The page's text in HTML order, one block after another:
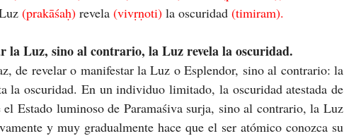
(prakāśaḥ) revela (vivṛṇoti) la oscuridad (timiram).
la Luz, sino al contrario, la Luz revela la oscuridad.
de revelar o manifestar la Luz o Esplendor, sino al contrario: la
la oscuridad. En un individuo limitado, la oscuridad atestada de
el Estado luminoso de Paramaśiva surja, sino al contrario, la Luz
y muy gradualmente hace que el ser atómico conozca su